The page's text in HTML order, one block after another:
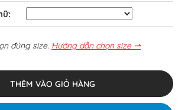
đúng size. Hướng dẫn chọn size ⇀
THÊM VÀO GIỎ HÀNG